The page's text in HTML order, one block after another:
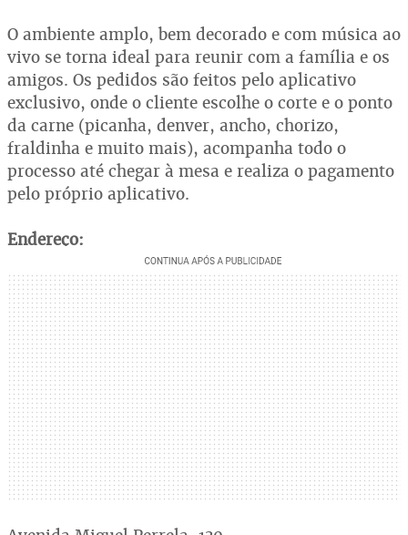
O ambiente amplo, bem decorado e com música ao
vivo se torna ideal para reunir com a família e os
amigos. Os pedidos são feitos pelo aplicativo
exclusivo, onde o cliente escolhe o corte e o ponto
da carne (picanha, denver, ancho, chorizo,
fraldinha e muito mais), acompanha todo o
processo até chegar à mesa e realiza o pagamento
pelo próprio aplicativo.
Endereço: